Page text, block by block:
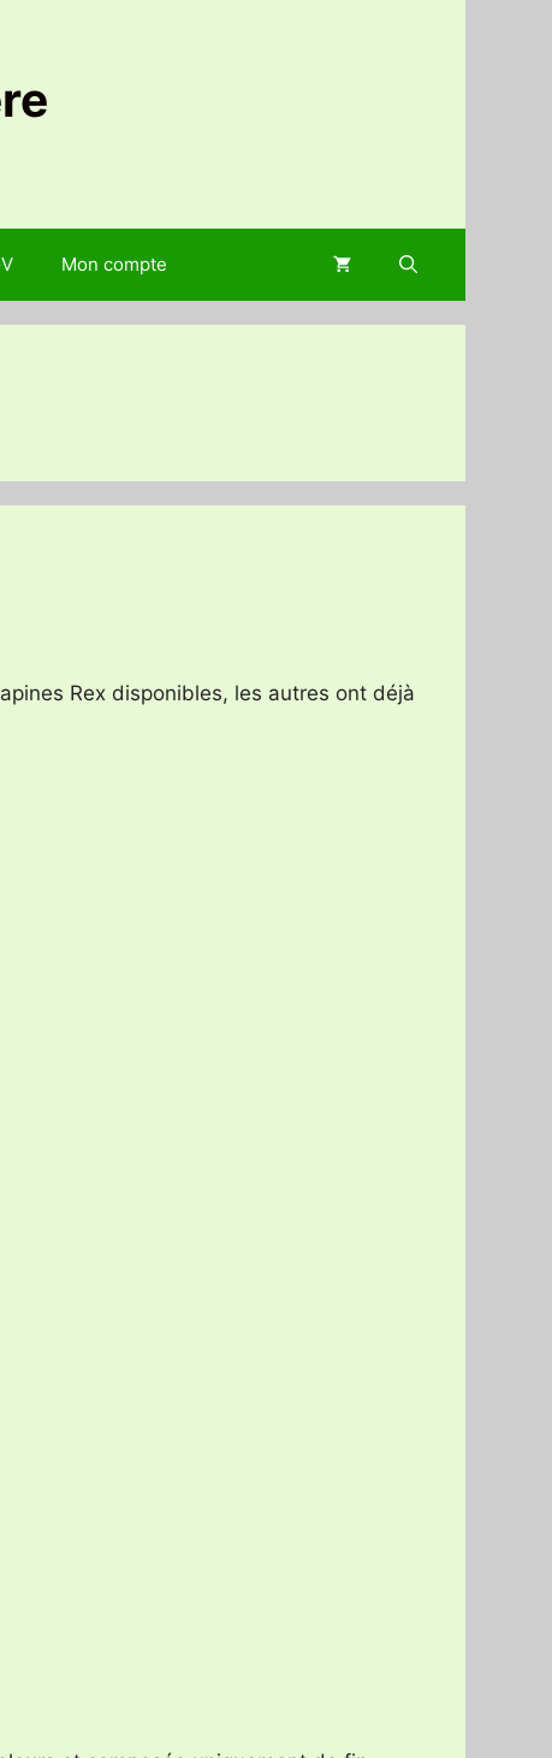
Mon compte
Rex disponibles, les autres ont déjà